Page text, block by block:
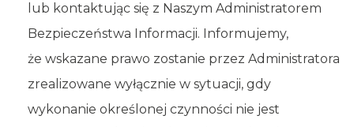
lub kontaktując się z Naszym Administratorem
Bezpieczeństwa Informacji. Informujemy,
że wskazane prawo zostanie przez Administratora
zrealizowane wyłącznie w sytuacji, gdy
wykonanie określonej czynności nie jest